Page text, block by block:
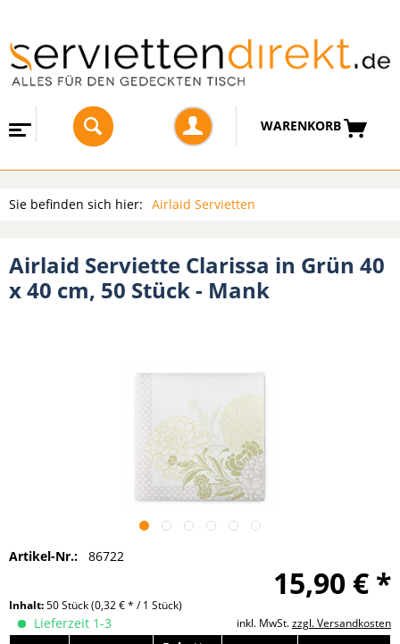
WARENKORB
Sie befinden sich hier: Airlaid Servietten
Airlaid Serviette Clarissa in Grün 40
x 40 cm, 50 Stück - Mank
Artikel-Nr.: 86722
15,90 € *
Inhalt:50 Stück(0,32 € * / 1 Stück)
inkl. MwSt.zzgl. Versandkosten
Lieferzeit 1-3